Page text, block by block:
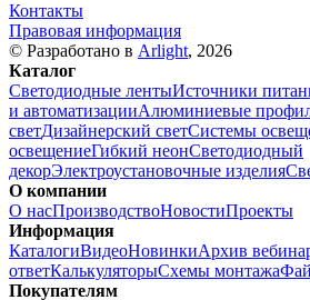
Контакты
Правовая информация
© Разработано в Arlight, 2026
Каталог
Светодиодные лентыИсточники
и автоматизацииАлюминиевые
светДизайнерский светСистемы
освещениеГибкий неонСветодиодный
декорЭлектроустановочные изделия
О компании
О насПроизводствоНовостиПроекты
Информация
КаталогиВидеоНовинкиАрхив
ответКалькуляторыСхемы монтажа
Покупателям